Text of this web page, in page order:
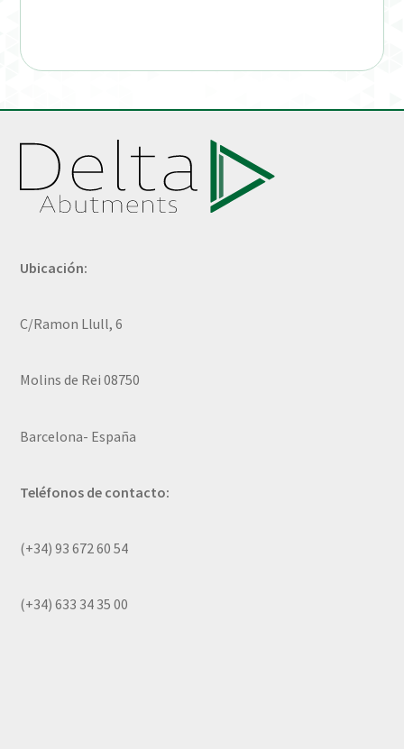
Ubicación:
C/Ramon Llull, 6
Molins de Rei 08750
Barcelona- España
Teléfonos de contacto:
(+34) 93 672 60 54
(+34) 633 34 35 00